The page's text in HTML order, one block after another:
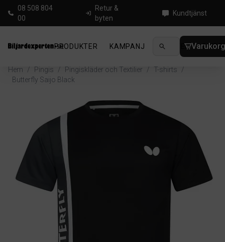
08 508 804
00
Retur &
byten
Kundtjänst
PRODUKTER KAMPANJ NYHETER
Hem / Pingis / Pingiskläder och Textilier / T-shirts
/
Butterfly Saijo Black